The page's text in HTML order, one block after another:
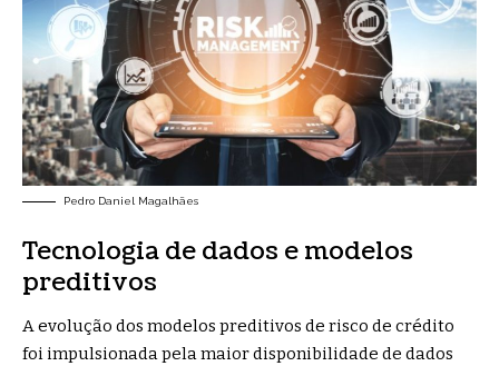
Pedro Daniel Magalhães
Tecnologia de dados e modelos
preditivos
A evolução dos modelos preditivos de risco de crédito
foi impulsionada pela maior disponibilidade de dados